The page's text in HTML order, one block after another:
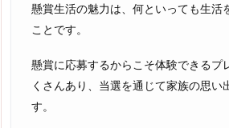
懸賞生活の魅力は、何といっても生活
ことです。
懸賞に応募するからこそ体験できるプ
くさんあり、当選を通じて家族の思い
す。